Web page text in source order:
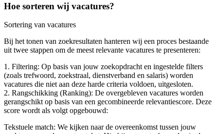
Hoe sorteren wij vacatures?
Sortering van vacatures
Bij het tonen van zoekresultaten hanteren wij een proces bestaande
uit twee stappen om de meest relevante vacatures te presenteren:
1. Filtering: Op basis van jouw zoekopdracht en ingestelde filters
(zoals trefwoord, zoekstraal, dienstverband en salaris) worden
vacatures die niet aan deze harde criteria voldoen, uitgesloten.
2. Rangschikking (Ranking): De overgebleven vacatures worden
gerangschikt op basis van een gecombineerde relevantiescore. Deze
score wordt als volgt opgebouwd:
Tekstuele match: We kijken naar de overeenkomst tussen jouw